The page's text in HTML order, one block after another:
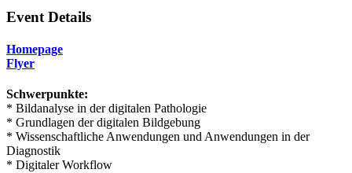
Event Details
Homepage
Flyer
Schwerpunkte:
* Bildanalyse in der digitalen Pathologie
* Grundlagen der digitalen Bildgebung
* Wissenschaftliche Anwendungen und Anwendungen in der
Diagnostik
* Digitaler Workflow